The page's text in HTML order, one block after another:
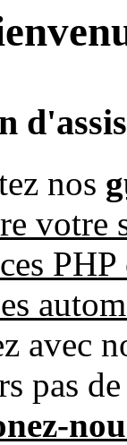
nos
votre
avec
pas